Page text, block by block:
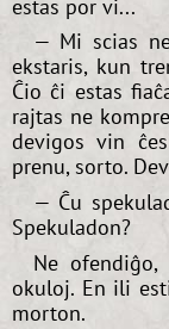
estas por vi...
— Mi scias
ekstaris, kun
Ĉio ĉi estas
rajtas ne
devigos vin
prenu, sorto.
— Ĉu
Spekuladon?
Ne
okuloj. En ili
morton.